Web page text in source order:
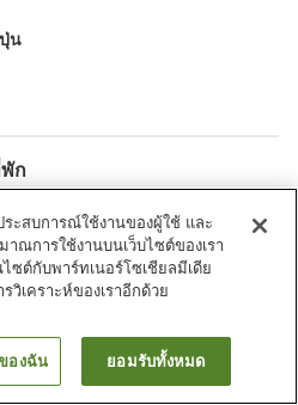
น
ก
เขตอารากาวะ
าห้องพัก
ระสบการณ์ใช้งานของผู้ใช้ และ
ณการใช้งานบนเว็บไซต์ของเรา
ซต์กับพาร์ทเนอร์โซเชียลมีเดีย
เคราะห์ของเราอีกด้วย
องฉัน ยอมรับทั้งหมด